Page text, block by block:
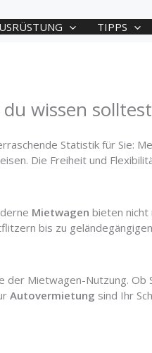
TIPPS
wissen solltest
Statistik für Sie:
Die Freiheit und
Mietwagen bieten
bis zu
der Mietwagen-Nutzung.
Autovermietung sind Ihr